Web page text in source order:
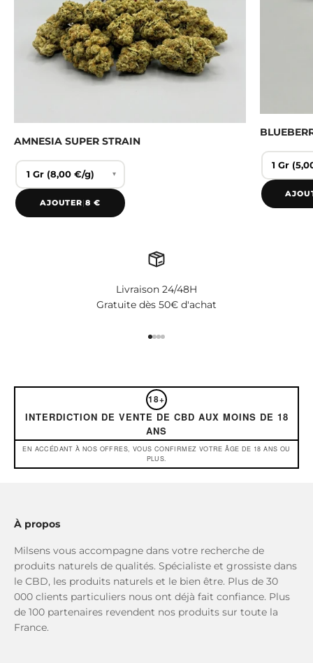
AMNESIA SUPER STRAIN
▾
AJOUTER|8 €
Livraison 24/48H
Gratuite dès 50€ d'achat
18+
INTERDICTION DE VENTE DE CBD AUX MOINS DE 18
ANS
EN ACCÉDANT À NOS OFFRES, VOUS CONFIRMEZ VOTRE ÂGE DE 18 ANS OU
PLUS.
À propos
Milsens vous accompagne dans votre recherche de
produits naturels de qualités. Spécialiste et grossiste dans
le CBD, les produits naturels et le bien être. Plus de 30
000 clients particuliers nous ont déjà fait confiance. Plus
de 100 partenaires revendent nos produits sur toute la
France.